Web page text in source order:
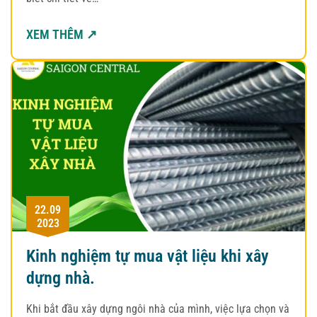
XEM THÊM ↗
22.09
2023
Kinh nghiệm tự mua vật liệu khi xây
dựng nhà.
Khi bắt đầu xây dựng ngôi nhà của mình, việc lựa chọn và